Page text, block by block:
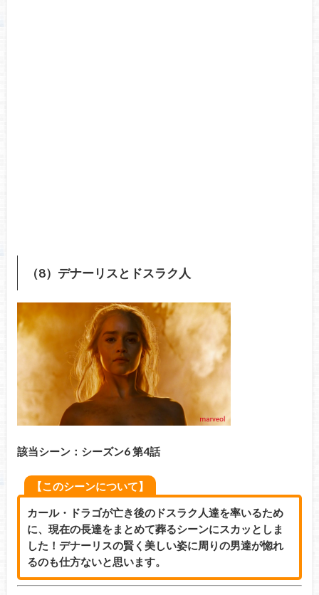
（8）デナーリスとドスラク人
該当シーン：シーズン6 第4話
【このシーンについて】
カール・ドラゴが亡き後のドスラク人達を率いるため
に、現在の長達をまとめて葬るシーンにスカッとしま
した！デナーリスの賢く美しい姿に周りの男達が惚れ
るのも仕方ないと思います。